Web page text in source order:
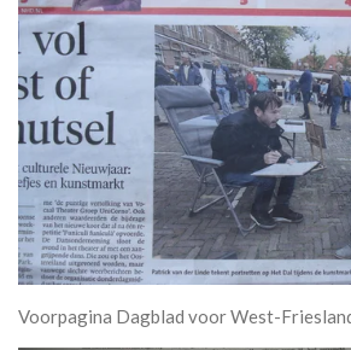
Voorpagina Dagblad voor West-